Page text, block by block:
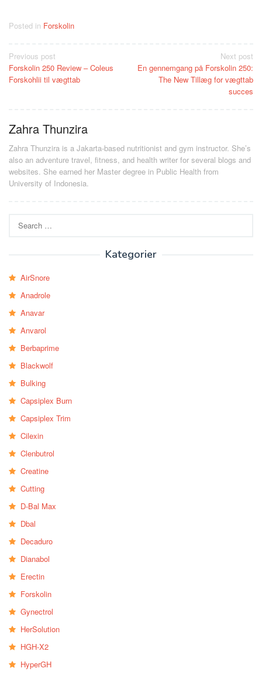
Posted in Forskolin
Post
navigation
Previous post
Forskolin 250 Review – Coleus
Forskohlii til vægttab
Next post
En gennemgang på Forskolin 250:
The New Tillæg for vægttab
succes
Zahra Thunzira
Zahra Thunzira is a Jakarta-based nutritionist and gym instructor. She’s
also an adventure travel, fitness, and health writer for several blogs and
websites. She earned her Master degree in Public Health from
University of Indonesia.
for:
Kategorier
AirSnore
Anadrole
Anavar
Anvarol
Berbaprime
Blackwolf
Bulking
Capsiplex Burn
Capsiplex Trim
Cilexin
Clenbutrol
Creatine
Cutting
D-Bal Max
Dbal
Decaduro
Dianabol
Erectin
Forskolin
Gynectrol
HerSolution
HGH-X2
HyperGH